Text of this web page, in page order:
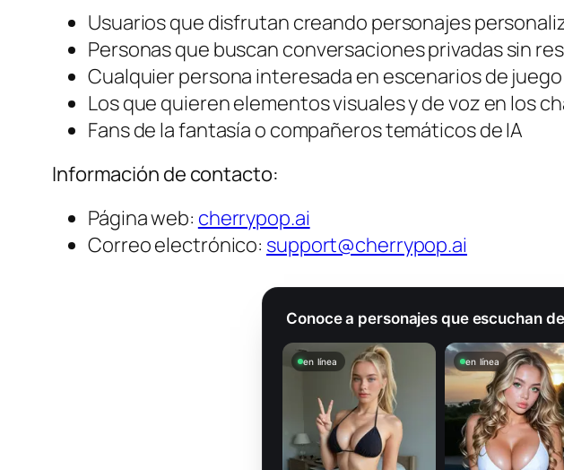
Usuarios que disfrutan creando personajes
Personas que buscan conversaciones privadas sin
Cualquier persona interesada en escenarios de
Los que quieren elementos visuales y de voz en los
Fans de la fantasía o compañeros temáticos de IA
Información de contacto:
Página web: cherrypop.ai
Correo electrónico: support@cherrypop.ai
Conoce a personajes que escuchan
en línea en línea